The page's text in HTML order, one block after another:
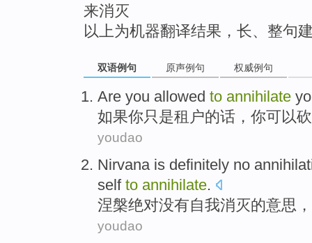
来消灭
以上为机器翻译结果，长、整句
双语例句 原声例句 权威例句
Are you allowed to annihilate
如果你只是租户的话 ，你可以
youdao
Nirvana is definitely no
self to annihilate.
涅槃绝对没有自我消灭的意思，
youdao